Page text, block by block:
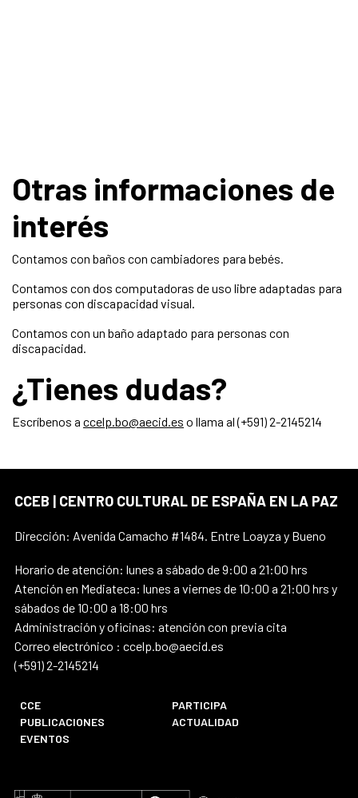
Otras informaciones de
interés
Contamos con baños con cambiadores para bebés.
Contamos con dos computadoras de uso libre adaptadas para
personas con discapacidad visual.
Contamos con un baño adaptado para personas con
discapacidad.
¿Tienes dudas?
Escríbenos a ccelp.bo@aecid.es o llama al (+591) 2-2145214
CCEB | CENTRO CULTURAL DE ESPAÑA EN LA PAZ
Dirección: Avenida Camacho #1484. Entre Loayza y Bueno
Horario de atención: lunes a sábado de 9:00 a 21:00 hrs
Atención en Mediateca: lunes a viernes de 10:00 a 21:00 hrs y
sábados de 10:00 a 18:00 hrs
Administración y oficinas: atención con previa cita
Correo electrónico : ccelp.bo@aecid.es
(+591) 2-2145214
CCE
PARTICIPA
PUBLICACIONES
ACTUALIDAD
EVENTOS